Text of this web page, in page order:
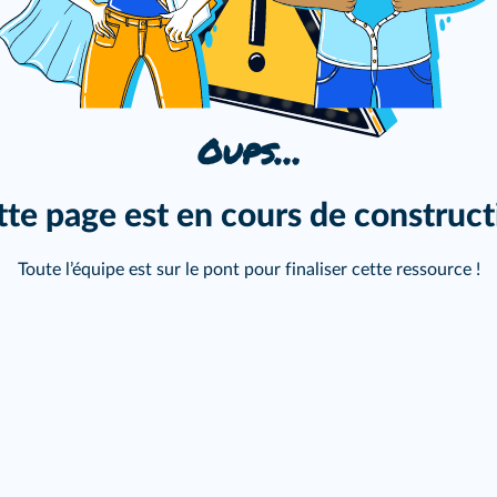
Oups…
page est en cours de
Toute l’équipe est sur le pont pour finaliser cette ressource !